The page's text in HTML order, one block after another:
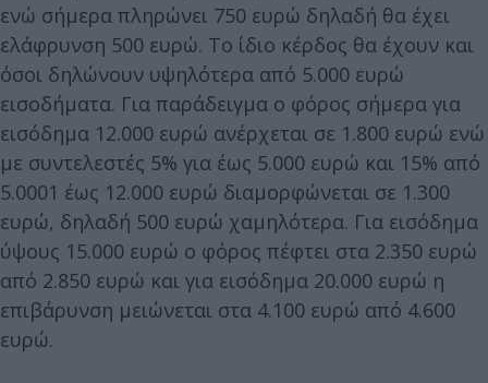
ενώ σήμερα πληρώνει 750 ευρώ δηλαδή θα έχει
ελάφρυνση 500 ευρώ. Το ίδιο κέρδος θα έχουν και
όσοι δηλώνουν υψηλότερα από 5.000 ευρώ
εισοδήματα. Για παράδειγμα ο φόρος σήμερα για
εισόδημα 12.000 ευρώ ανέρχεται σε 1.800 ευρώ ενώ
με συντελεστές 5% για έως 5.000 ευρώ και 15% από
5.0001 έως 12.000 ευρώ διαμορφώνεται σε 1.300
ευρώ, δηλαδή 500 ευρώ χαμηλότερα. Για εισόδημα
ύψους 15.000 ευρώ ο φόρος πέφτει στα 2.350 ευρώ
από 2.850 ευρώ και για εισόδημα 20.000 ευρώ η
επιβάρυνση μειώνεται στα 4.100 ευρώ από 4.600
ευρώ.